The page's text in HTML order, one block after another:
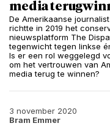
media
De Amerikaanse
richtte in 2019 het
nieuwsplatform The
tegenwicht tegen linkse
Is er een rol weggelegd
om het vertrouwen van
media terug te winnen?
3 november 2020
Bram Emmer